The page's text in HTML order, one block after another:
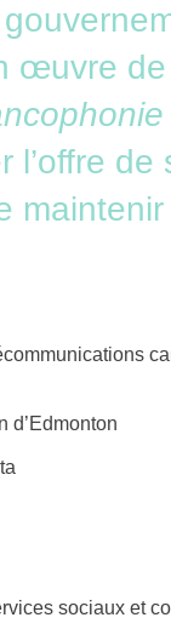
œuvre
d’Edmonton
sociaux et